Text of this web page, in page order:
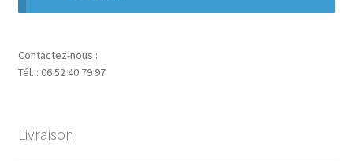
Contactez-nous :
Tél. : 06 52 40 79 97
Livraison